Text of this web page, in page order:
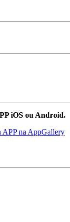
iOS ou Android.